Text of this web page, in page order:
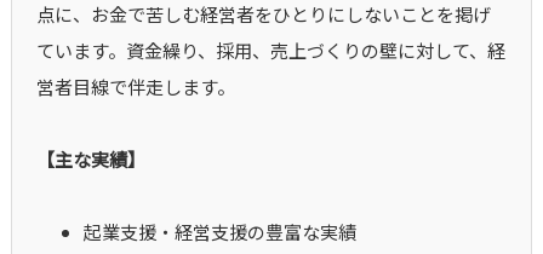
点に、お金で苦しむ経営者をひとりにしないことを掲げ
ています。資金繰り、採用、売上づくりの壁に対して、経
営者目線で伴走します。
【主な実績】
起業支援・経営支援の豊富な実績